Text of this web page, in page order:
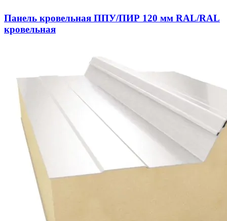
Панель кровельная ППУ/ПИР 120 мм RAL/RAL
кровельная